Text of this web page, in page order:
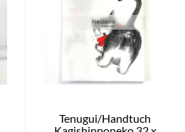
Tenugui/Handtuch